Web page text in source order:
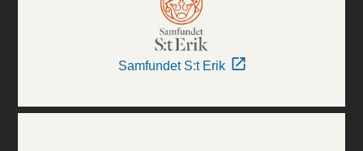
Samfundet S:t Erik